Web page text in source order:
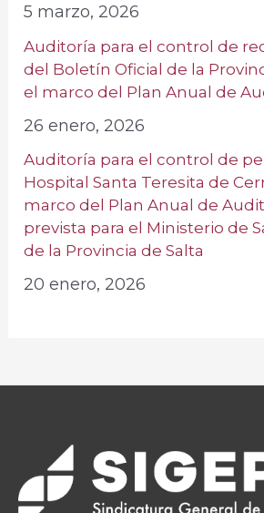
5 marzo, 2026
Auditoría para el control de
del Boletín Oficial de la
el marco del Plan Anual de
26 enero, 2026
Auditoría para el control de
Hospital Santa Teresita de
marco del Plan Anual de
prevista para el Ministerio de
de la Provincia de Salta
20 enero, 2026